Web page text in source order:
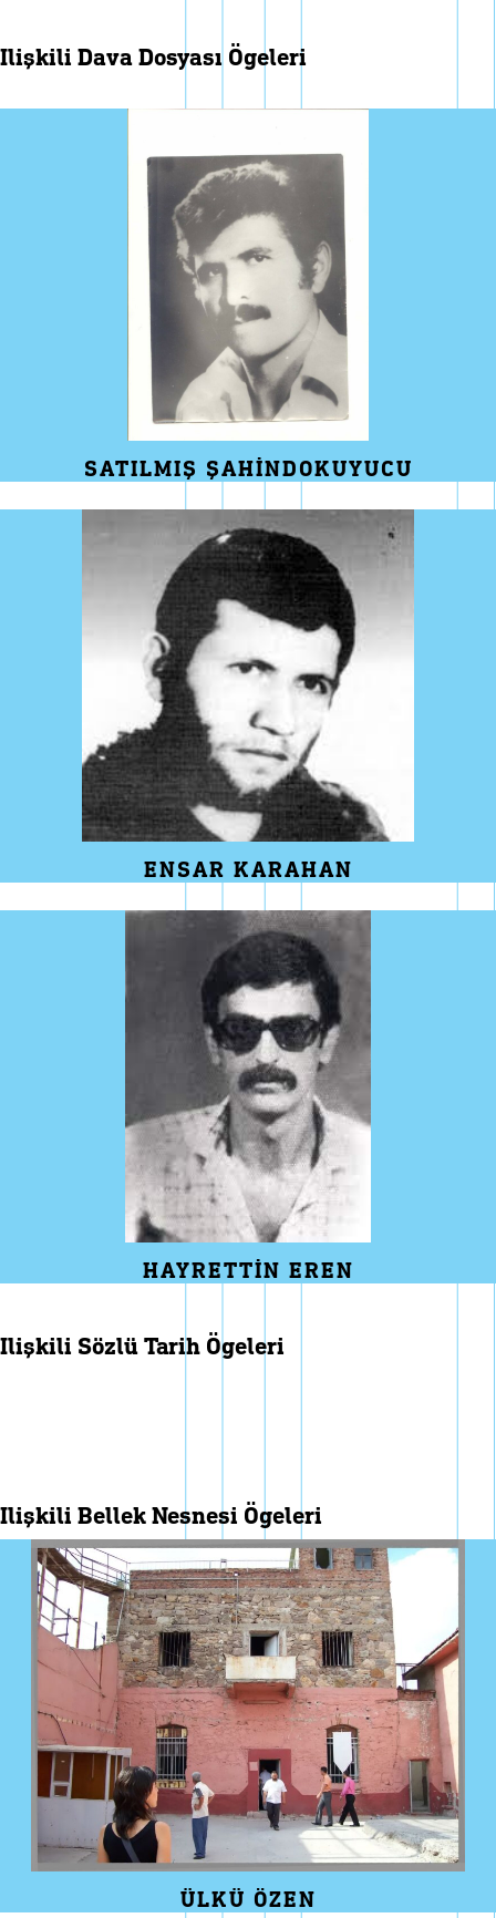
i̇lişkili dava dosyası ögeleri
SATILMIŞ ŞAHINDOKUYUCU
ENSAR KARAHAN
HAYRETTIN EREN
i̇lişkili sözlü tarih ögeleri
i̇lişkili bellek nesnesi ögeleri
ÜLKÜ ÖZEN